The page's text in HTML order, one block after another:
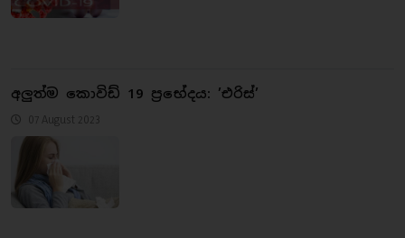
අලුත්ම කොවිඩ් 19 ප්‍රභේදය: ’එරිස්’
07 August 2023